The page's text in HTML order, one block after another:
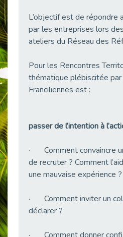
Publié le 30/04/2026
Publié le 29/04/2026
Mobilisation pour
Publié le 24/04/2026
Publié le 23/04/2026
Publié le 20/04/2026
Publié le 20/04/2026
L’objectif est de répondre
par les entreprises lors
ateliers du Réseau des
Pour les Rencontres
thématique plébiscitée
Franciliennes est :
passer de l’intention à
· Comment convaincre
de recruter ? Comment
une mauvaise expérience ?
· Comment inviter un
déclarer ?